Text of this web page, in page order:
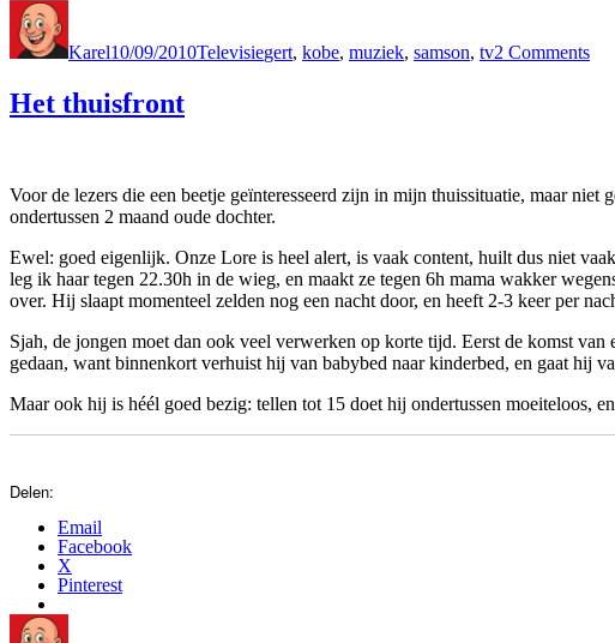
Karel10/09/2010Televisiegert, kobe, muziek, samson, tv2 Commentsis
Het thuisfront
Voor de lezers die een beetje geïnteresseerd zijn in mijn thuissituatie, maar
ondertussen 2 maand oude dochter.
Ewel: goed eigenlijk. Onze Lore is heel alert, is vaak content, huilt dus niet
leg ik haar tegen 22.30h in de wieg, en maakt ze tegen 6h mama wakker
over. Hij slaapt momenteel zelden nog een nacht door, en heeft 2-3 keer per
Sjah, de jongen moet dan ook veel verwerken op korte tijd. Eerst de komst
gedaan, want binnenkort verhuist hij van babybed naar kinderbed, en gaat hij
Maar ook hij is héél goed bezig: tellen tot 15 doet hij ondertussen moeiteloos,
Delen:
Email
Facebook
X
Pinterest